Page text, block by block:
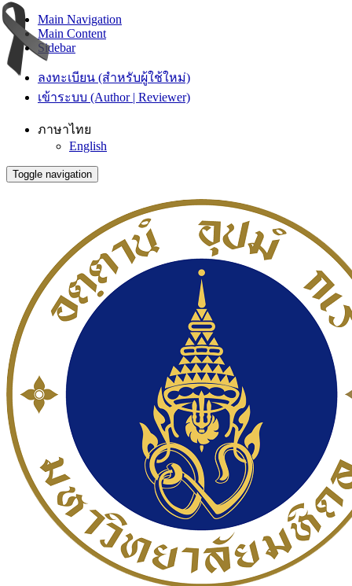
Main Navigation
Main Content
Sidebar
ลงทะเบียน (สำหรับผู้ใช้ใหม่)
เข้าระบบ (Author | Reviewer)
ภาษาไทย
English
Toggle navigation